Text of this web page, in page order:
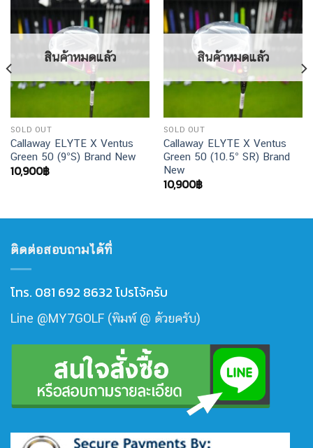
สินค้าหมดแล้ว
SOLD OUT
Callaway ELYTE X Ventus
Green 50 (9°S) Brand New
10,900฿
สินค้าหมดแล้ว
SOLD OUT
Callaway ELYTE X Ventus
Green 50 (10.5° SR) Brand
New
10,900฿
ติดต่อสอบถามได้ที่
โทร. 081 692 8632 โปรโจ้ครับ
Line @MY7GOLF (พิมพ์ @ ด้วยครับ)